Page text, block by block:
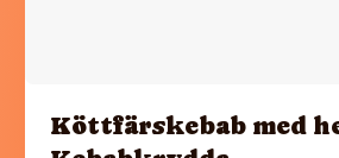
Köttfärskebab med